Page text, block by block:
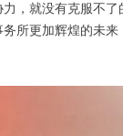
，就没有克服不了
所更加辉煌的未来